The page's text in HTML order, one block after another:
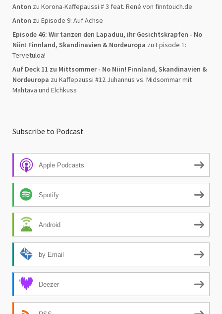
Anton zu Korona-Kaffepaussi # 3 feat. René von finntouch.de
Anton zu Episode 9: Auf Achse
Episode 46: Wir tanzen den Lapaduu, ihr Gesichtskrapfen - No
Niin! Finnland, Skandinavien & Nordeuropa zu Episode 1:
Tervetuloa!
Auf Deck 11 zu Mittsommer - No Niin! Finnland, Skandinavien &
Nordeuropa zu Kaffepaussi #12 Juhannus vs. Midsommar mit
Mahtava und Elchkuss
Subscribe to Podcast
Apple Podcasts
Spotify
Android
by Email
Deezer